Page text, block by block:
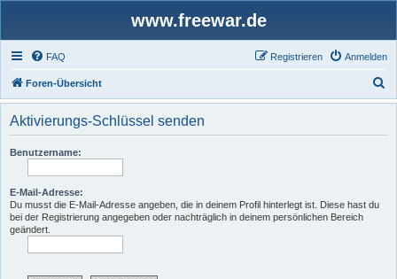
www.freewar.de
FAQ Anmelden
Registrieren
Foren-Übersicht
u
Aktivierungs-Schlüssel senden
Benutzername:
E-Mail-Adresse:
Du musst die E-Mail-Adresse angeben, die in deinem Profil hinterlegt ist. Diese hast du
bei der Registrierung angegeben oder nachträglich in deinem persönlichen Bereich
geändert.